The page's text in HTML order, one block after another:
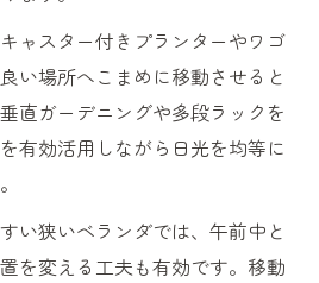
ャスター付きプランターやワゴ
い場所へこまめに移動させると
直ガーデニングや多段ラックを
有効活用しながら日光を均等に
い狭いベランダでは、午前中と
を変える工夫も有効です。移動